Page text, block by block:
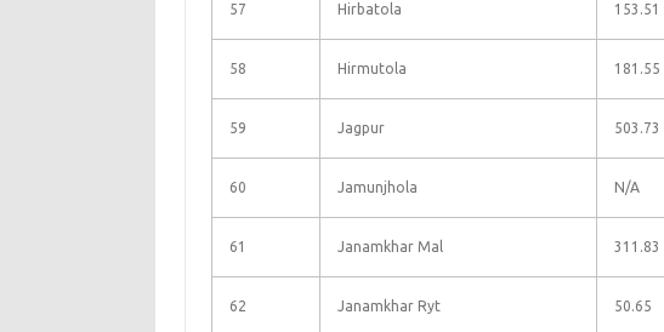
57 Hirbatola 153.51
58 Hirmutola 181.55
59 Jagpur 503.73
60 Jamunjhola N/A
61 Janamkhar Mal 311.83
62 Janamkhar Ryt 50.65